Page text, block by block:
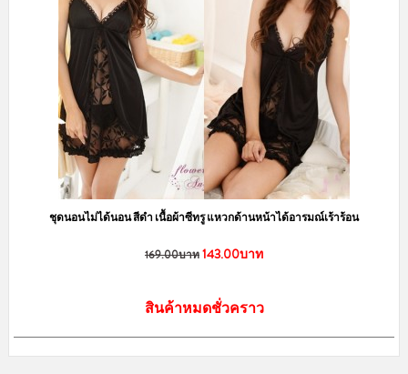
ชุดนอนไม่ได้นอน สีดำ เนื้อผ้าซีทรู แหวกด้านหน้าได้อารมณ์เร้าร้อน
169.00บาท143.00บาท
สินค้าหมดชั่วคราว